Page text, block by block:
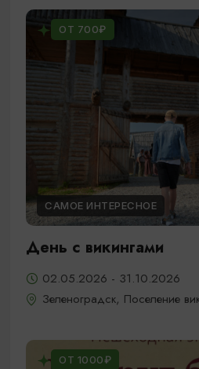
ОТ 700₽
САМОЕ ИНТЕРЕСНОЕ
День с викингами
02.05.2026 - 31.10.2026
Зеленоградск, Поселение
ОТ 1000₽